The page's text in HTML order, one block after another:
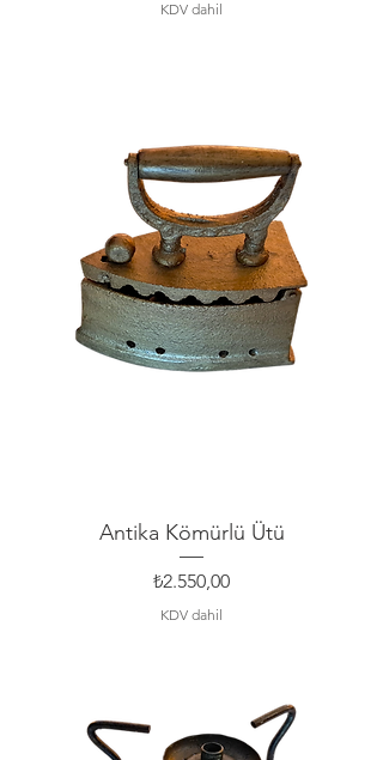
KDV dahil
Antika Kömürlü Ütü
Fiyat
₺2.550,00
KDV dahil